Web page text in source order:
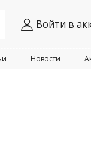
Войти в
Новости